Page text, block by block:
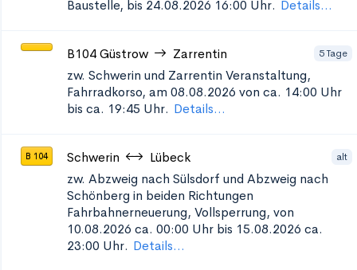
Baustelle, bis 24.08.2026 16:00 Uhr. Details...
B104Güstrow Zarrentin 5 Tage
zw. Schwerin und Zarrentin Veranstaltung,
Fahrradkorso, am 08.08.2026 von ca. 14:00 Uhr
bis ca. 19:45 Uhr. Details...
B 104 Schwerin Lübeck alt
zw. Abzweig nach Sülsdorf und Abzweig nach
Schönberg in beiden Richtungen
Fahrbahnerneuerung, Vollsperrung, von
10.08.2026 ca. 00:00 Uhr bis 15.08.2026 ca.
23:00 Uhr. Details...